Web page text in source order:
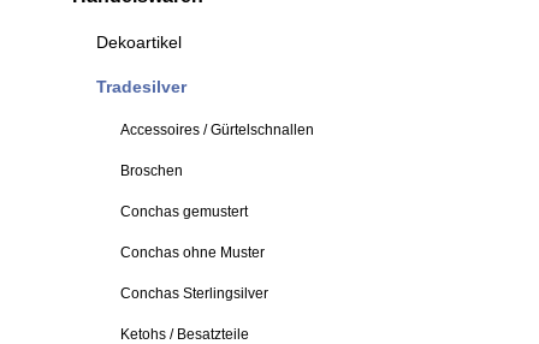
Dekoartikel
Tradesilver
Accessoires / Gürtelschnallen
Broschen
Conchas gemustert
Conchas ohne Muster
Conchas Sterlingsilver
Ketohs / Besatzteile